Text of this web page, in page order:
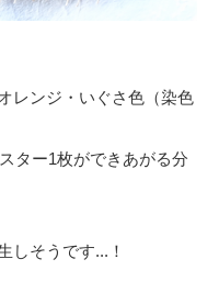
レンジ・いぐさ色（染色
ター1枚ができあがる分
しそうです...！